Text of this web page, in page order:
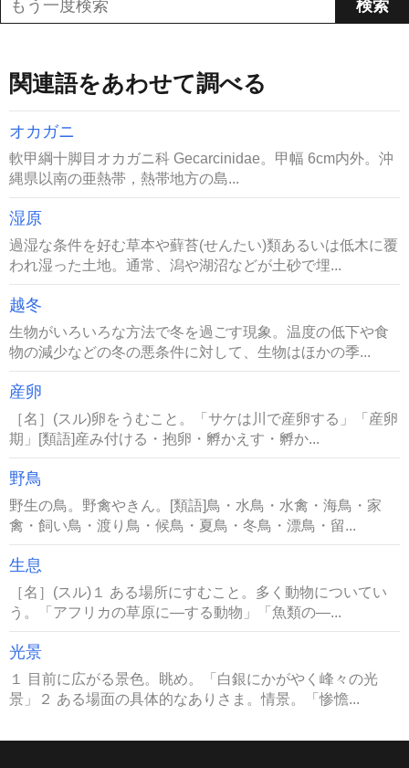
関連語をあわせて調べる
オカガニ
軟甲綱十脚目オカガニ科 Gecarcinidae。甲幅 6cm内外。沖
縄県以南の亜熱帯，熱帯地方の島...
湿原
過湿な条件を好む草本や蘚苔(せんたい)類あるいは低木に覆
われ湿った土地。通常、潟や湖沼などが土砂で埋...
越冬
生物がいろいろな方法で冬を過ごす現象。温度の低下や食
物の減少などの冬の悪条件に対して、生物はほかの季...
産卵
［名］(スル)卵をうむこと。「サケは川で産卵する」「産卵
期」[類語]産み付ける・抱卵・孵かえす・孵か...
野鳥
野生の鳥。野禽やきん。[類語]鳥・水鳥・水禽・海鳥・家
禽・飼い鳥・渡り鳥・候鳥・夏鳥・冬鳥・漂鳥・留...
生息
［名］(スル)１ ある場所にすむこと。多く動物についてい
う。「アフリカの草原に―する動物」「魚類の―...
光景
１ 目前に広がる景色。眺め。「白銀にかがやく峰々の光
景」２ ある場面の具体的なありさま。情景。「惨憺...